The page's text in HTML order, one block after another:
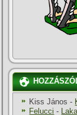
Kiss János -
Felucci -